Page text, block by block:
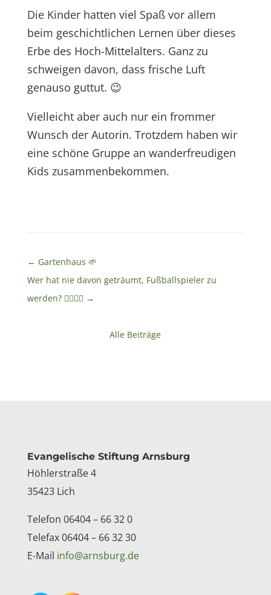
Die Kinder hatten viel Spaß vor allem
beim geschichtlichen Lernen über dieses
Erbe des Hoch-Mittelalters. Ganz zu
schweigen davon, dass frische Luft
genauso guttut. 😉
Vielleicht aber auch nur ein frommer
Wunsch der Autorin. Trotzdem haben wir
eine schöne Gruppe an wanderfreudigen
Kids zusammenbekommen.
← Gartenhaus 🌱
Wer hat nie davon geträumt, Fußballspieler zu
werden? 🙋‍♀️🙋‍♂️ →
Alle Beiträge
Kontakt
Evangelische Stiftung Arnsburg
Höhlerstraße 4
35423 Lich
Telefon 06404 – 66 32 0
Telefax 06404 – 66 32 30
E-Mail info@arnsburg.de